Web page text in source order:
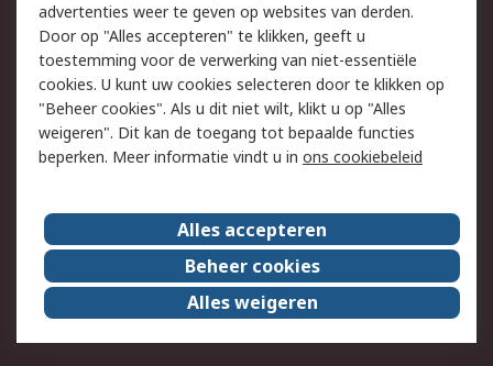
Wettelijk
Cookiebeleid
Email veiligheid
Privacybeleid
Websitevoorwaarden
Algemene
verkoopvoorwaarden
Over RS
RS Group
Over ons
RS wereldwijd
Werken bij RS
ESG
advertenties weer te geven op websites van derden.
Door op "Alles accepteren" te klikken, geeft u
toestemming voor de verwerking van niet-essentiële
cookies. U kunt uw cookies selecteren door te klikken op
"Beheer cookies". Als u dit niet wilt, klikt u op "Alles
weigeren". Dit kan de toegang tot bepaalde functies
beperken. Meer informatie vindt u in ons cookiebeleid
Alles accepteren
Beheer cookies
Alles weigeren